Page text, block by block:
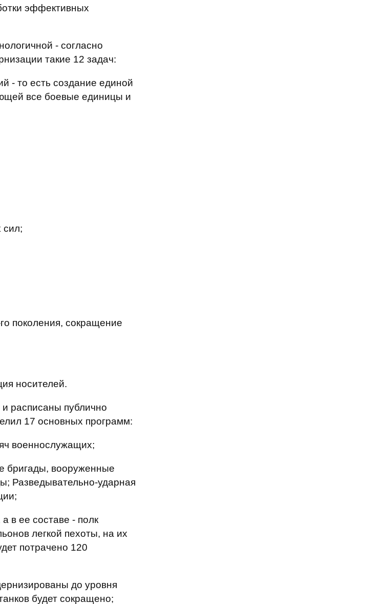
эффективных
- согласно
такие 12 задач:
- то есть создание единой
все боевые единицы и
сил;
поколения, сокращение
носителей.
расписаны публично
17 основных программ:
военнослужащих;
бригады, вооруженные
Разведывательно-ударная
в ее составе - полк
легкой пехоты, на их
потрачено 120
до уровня
будет сокращено;